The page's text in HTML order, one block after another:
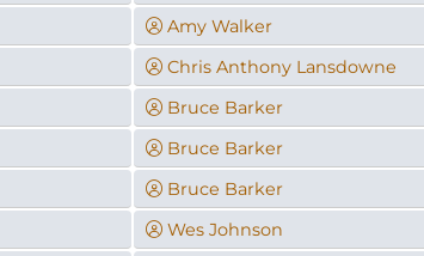
Amy Walker
Chris Anthony Lansdowne
Bruce Barker
Bruce Barker
Bruce Barker
Wes Johnson